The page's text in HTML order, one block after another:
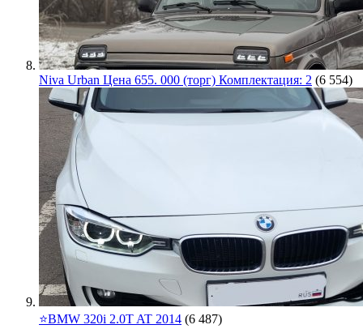
Niva Urban Цена 655. 000 (торг) Комплектация: 2 (6 554)
⭐️BMW 320i 2.0T AT 2014 (6 487)